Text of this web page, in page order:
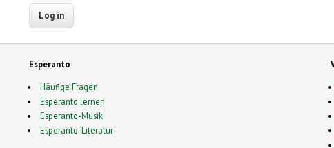
Esperanto
Häufige Fragen
Esperanto lernen
Esperanto-Musik
Esperanto-Literatur